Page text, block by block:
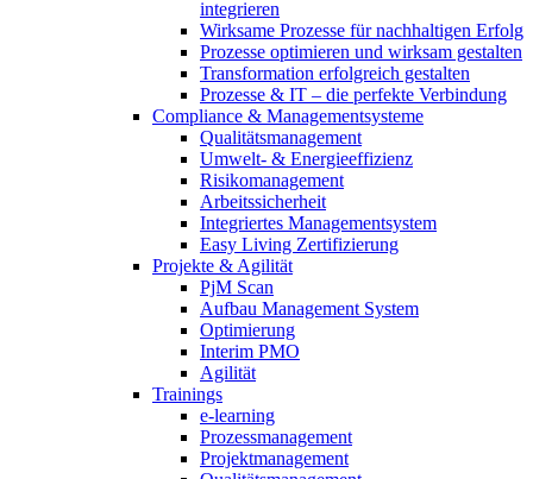
integrieren
Wirksame Prozesse für nachhaltigen Erfolg​
Prozesse optimieren und wirksam gestalten
Transformation erfolgreich gestalten
Prozesse & IT – die perfekte Verbindung
Compliance & Managementsysteme
Qualitätsmanagement
Umwelt- & Energieeffizienz
Risikomanagement
Arbeitssicherheit
Integriertes Managementsystem
Easy Living Zertifizierung
Projekte & Agilität
PjM Scan
Aufbau Management System
Optimierung
Interim PMO
Agilität
Trainings
e-learning
Prozessmanagement
Projektmanagement